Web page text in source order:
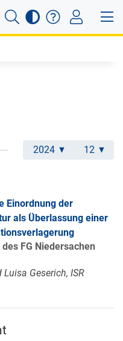
2024 12
Einordnung der
als Überlassung einer
FG Niedersachen
Geserich, ISR